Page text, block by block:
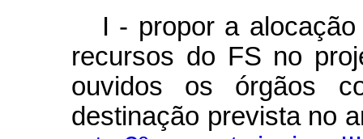
I - propor a
recursos do FS no
ouvidos os órgãos
destinação prevista no